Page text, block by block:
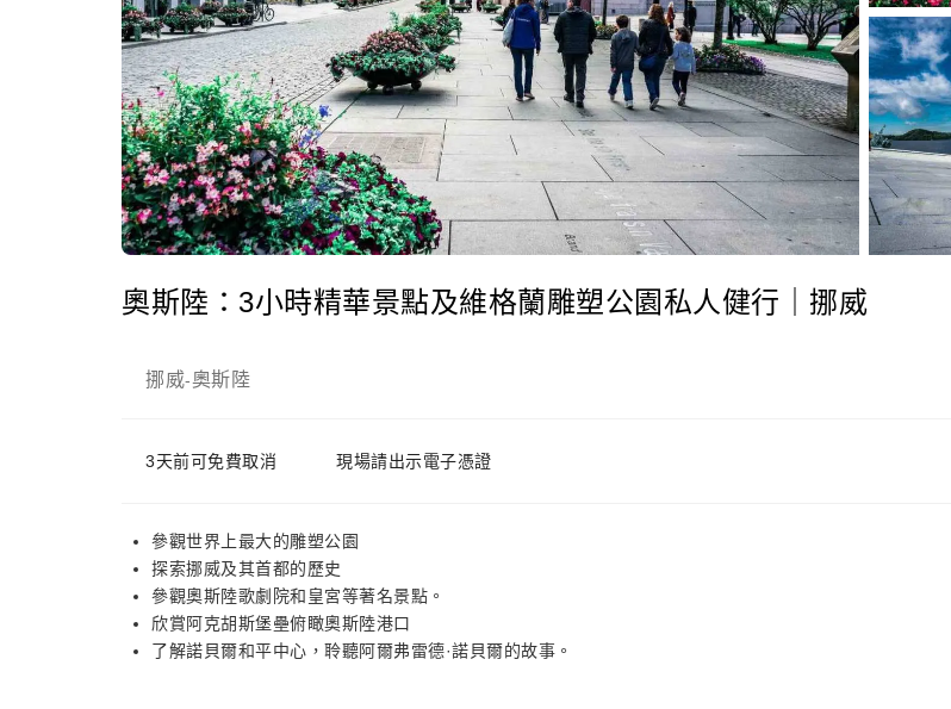
奧斯陸：3小時精華景點及維格蘭雕塑公園私人健行｜挪威
挪威-奧斯陸
3天前可免費取消 現場請出示電子憑證
參觀世界上最大的雕塑公園
探索挪威及其首都的歷史
參觀奧斯陸歌劇院和皇宮等著名景點。
欣賞阿克胡斯堡壘俯瞰奧斯陸港口
了解諾貝爾和平中心，聆聽阿爾弗雷德·諾貝爾的故事。